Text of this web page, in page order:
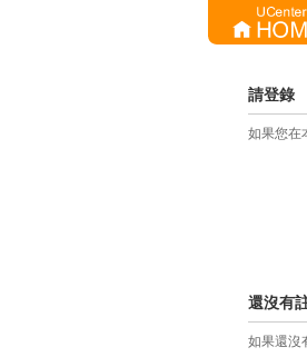
請登錄
如果您在
還沒有
如果還沒